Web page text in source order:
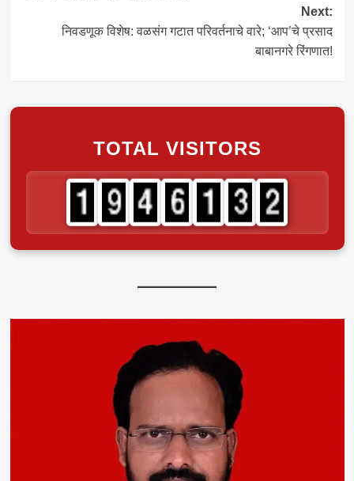
Next:
निवडणूक विशेष: वळसंग गटात परिवर्तनाचे वारे; ‘आप’चे प्रसाद
बाबानगरे रिंगणात!
TOTAL VISITORS